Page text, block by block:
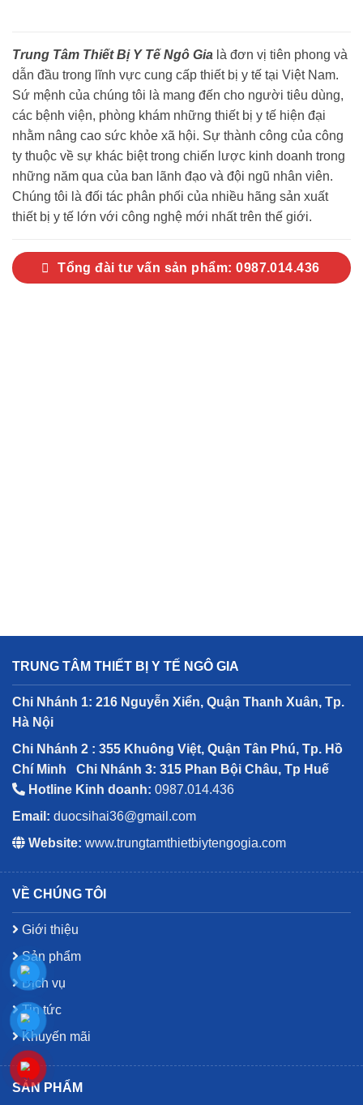
Trung Tâm Thiết Bị Y Tế Ngô Gia là đơn vị tiên phong và
dẫn đầu trong lĩnh vực cung cấp thiết bị y tế tại Việt Nam.
Sứ mệnh của chúng tôi là mang đến cho người tiêu dùng,
các bệnh viện, phòng khám những thiết bị y tế hiện đại
nhằm nâng cao sức khỏe xã hội. Sự thành công của công
ty thuộc về sự khác biệt trong chiến lược kinh doanh trong
những năm qua của ban lãnh đạo và đội ngũ nhân viên.
Chúng tôi là đối tác phân phối của nhiều hãng sản xuất
thiết bị y tế lớn với công nghệ mới nhất trên thế giới.
Tổng đài tư vấn sản phẩm: 0987.014.436
TRUNG TÂM THIẾT BỊ Y TẾ NGÔ GIA
Chi Nhánh 1: 216 Nguyễn Xiển, Quận Thanh Xuân, Tp.
Hà Nội
Chi Nhánh 2 : 355 Khuông Việt, Quận Tân Phú, Tp. Hồ
Chí Minh
Chi Nhánh 3: 315 Phan Bội Châu, Tp Huế
Hotline Kinh doanh: 0987.014.436
Email: duocsihai36@gmail.com
Website: www.trungtamthietbiytengogia.com
VỀ CHÚNG TÔI
Giới thiệu
Sản phẩm
Dịch vụ
Tin tức
Khuyến mãi
SẢN PHẨM